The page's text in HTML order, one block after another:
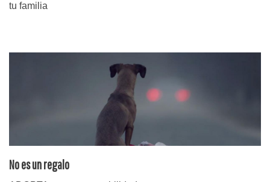
tu familia
No es un regalo